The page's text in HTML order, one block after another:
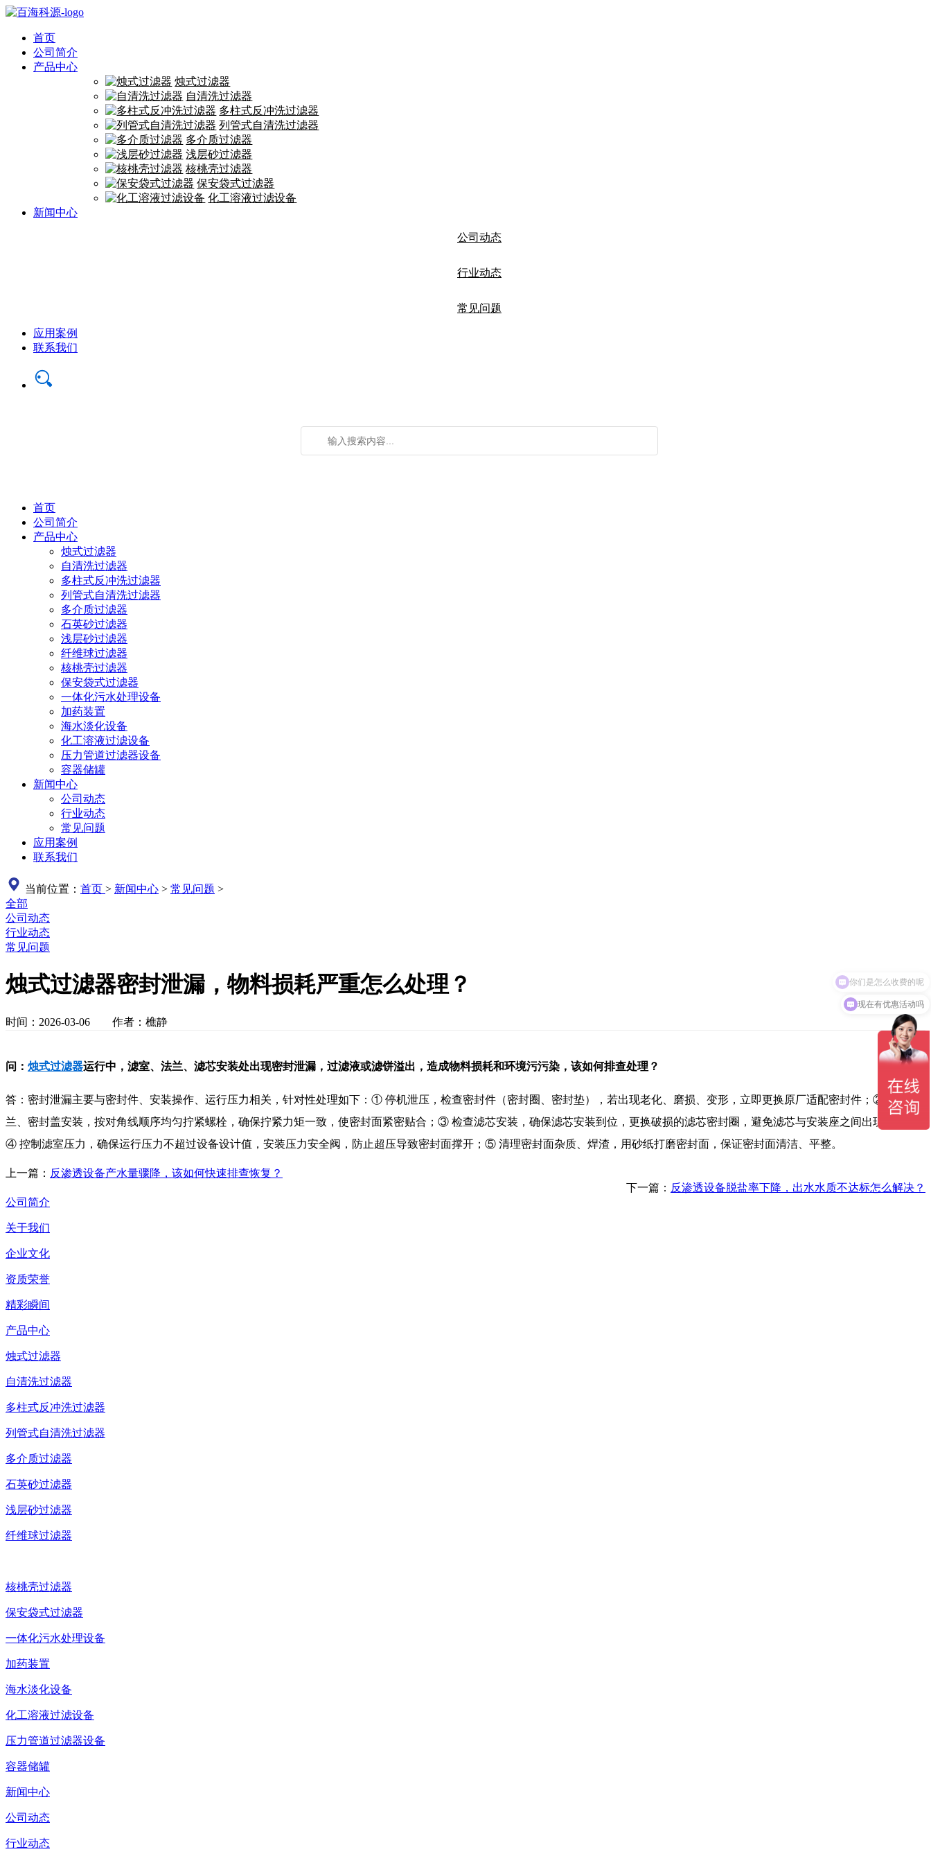
首页
公司简介
产品中心
烛式过滤器
自清洗过滤器
多柱式反冲洗过滤器
列管式自清洗过滤器
多介质过滤器
浅层砂过滤器
核桃壳过滤器
保安袋式过滤器
化工溶液过滤设备
新闻中心
公司动态
行业动态
常见问题
应用案例
联系我们
首页
公司简介
产品中心
烛式过滤器
自清洗过滤器
多柱式反冲洗过滤器
列管式自清洗过滤器
多介质过滤器
石英砂过滤器
浅层砂过滤器
纤维球过滤器
核桃壳过滤器
保安袋式过滤器
一体化污水处理设备
加药装置
海水淡化设备
化工溶液过滤设备
压力管道过滤器设备
容器储罐
新闻中心
公司动态
行业动态
常见问题
应用案例
联系我们
当前位置： 首页 > 新闻中心 > 常见问题 >
全部
公司动态
行业动态
常见问题
烛式过滤器密封泄漏，物料损耗严重怎么处理？
时间：2026-03-06 作者：樵静
问： 烛式过滤器运行中，滤室、法兰、滤芯安装处出现密封泄漏，过滤液或滤饼溢出，造成物料损耗和环境污污染，该如何排查处理？
答：密封泄漏主要与密封件、安装操作、运行压力相关，针对性处理如下：① 停机泄压，检查密封件（密封圈、密封垫），若出现老化、磨损、变形，立即更换原厂适配密封件；② 检查法
兰、密封盖安装，按对角线顺序均匀拧紧螺栓，确保拧紧力矩一致，使密封面紧密贴合；③ 检查滤芯安装，确保滤芯安装到位，更换破损的滤芯密封圈，避免滤芯与安装座之间出现缝隙；
④ 控制滤室压力，确保运行压力不超过设备设计值，安装压力安全阀，防止超压导致密封面撑开；⑤ 清理密封面杂质、焊渣，用砂纸打磨密封面，保证密封面清洁、平整。
上一篇： 反渗透设备产水量骤降，该如何快速排查恢复？
下一篇： 反渗透设备脱盐率下降，出水水质不达标怎么解决？
公司简介
关于我们
企业文化
资质荣誉
精彩瞬间
产品中心
烛式过滤器
自清洗过滤器
多柱式反冲洗过滤器
列管式自清洗过滤器
多介质过滤器
石英砂过滤器
浅层砂过滤器
纤维球过滤器
核桃壳过滤器
保安袋式过滤器
一体化污水处理设备
加药装置
海水淡化设备
化工溶液过滤设备
压力管道过滤器设备
容器储罐
新闻中心
公司动态
行业动态
现在有优惠活动吗